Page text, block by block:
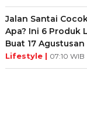
Jalan Santai
Apa? Ini 6 Produk
Buat 17 Agustusan
Lifestyle | 07:10 WIB